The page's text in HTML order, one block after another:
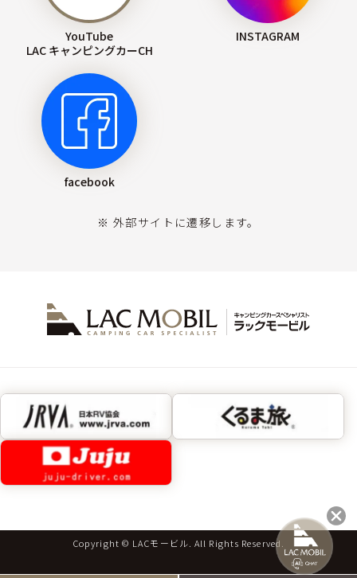
YouTube
LAC キャンピングカーCH
INSTAGRAM
facebook
※ 外部サイトに遷移します。
Copyright © LACモービル. All Rights Reserved.